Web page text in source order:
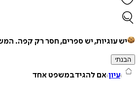
יש עוגיות, יש ספרים, חסר רק קפה.
הבנתי
עיון אם להגיד במשפט אחד